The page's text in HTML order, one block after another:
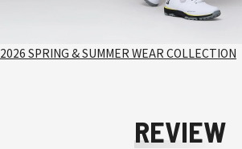
2026 SPRING & SUMMER WEAR COLLECTION
REVIEW